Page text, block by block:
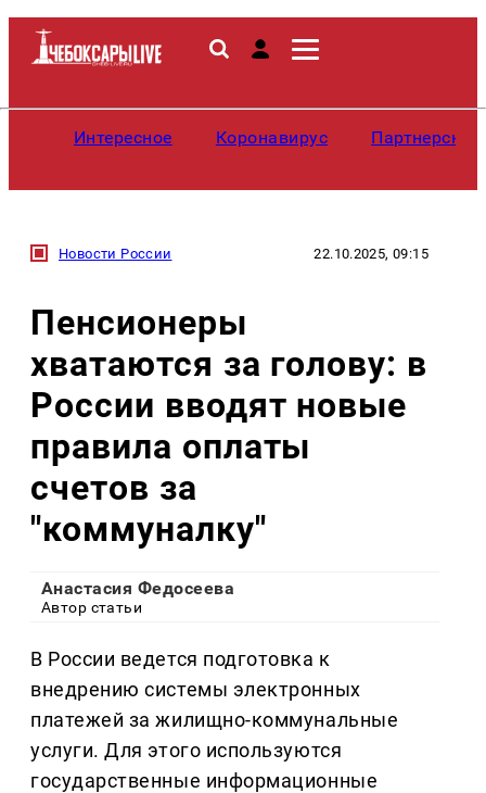
Интересное Коронавирус
Новости России 22.10.2025, 09:15
Пенсионеры
хватаются за голову: в
России вводят новые
правила оплаты
счетов за
"коммуналку"
Анастасия Федосеева
Автор статьи
В России ведется подготовка к
внедрению системы электронных
платежей за жилищно-коммунальные
услуги. Для этого используются
государственные информационные